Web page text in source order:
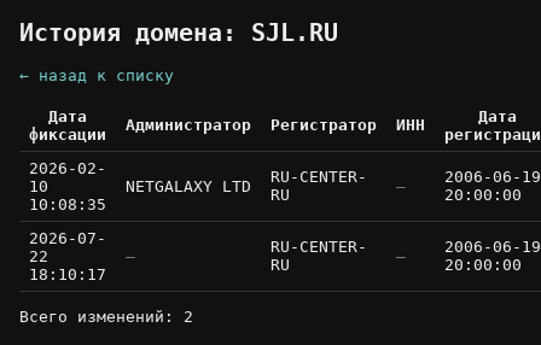
История домена: SJL.RU
← назад к списку
Дата
фиксации
Администратор Регистратор ИНН
Дата
2026-02-
10
10:08:35
NETGALAXY LTD
RU-CENTER-
RU
—
2006-06-19
20:00:00
2026-07-
22
18:10:17
—
RU-CENTER-
RU
—
2006-06-19
20:00:00
Всего изменений: 2